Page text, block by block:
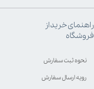
راهنمای خرید از
فروشگاه
نحوه ثبت سفارش
رویه ارسال سفارش